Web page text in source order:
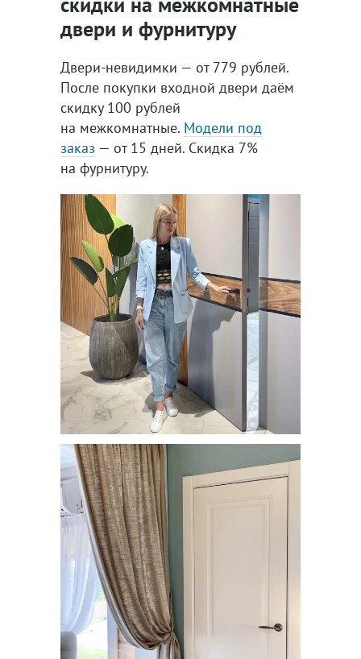
двери и фурнитуру
Двери-невидимки — от 779 рублей.
После покупки входной двери даём
скидку 100 рублей
на межкомнатные. Модели под
заказ — от 15 дней. Скидка 7%
на фурнитуру.